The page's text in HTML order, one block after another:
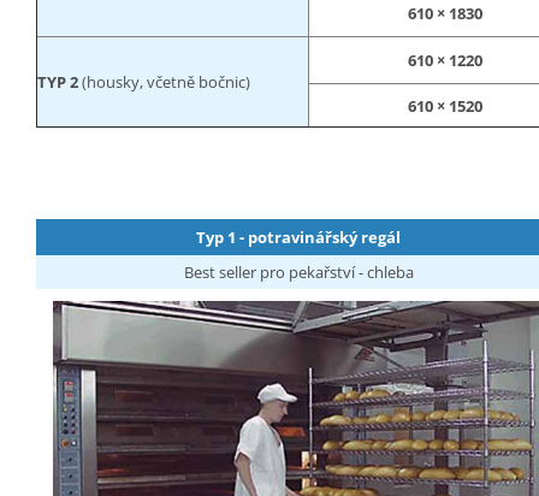
610 × 1830
TYP 2(housky, včetně bočnic)
610 × 1220
610 × 1520
Typ 1 - potravinářský regál
Best seller pro pekařství - chleba